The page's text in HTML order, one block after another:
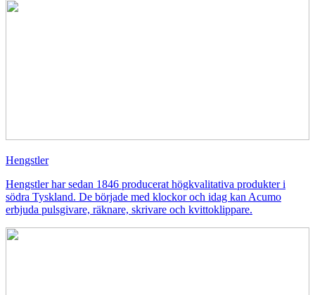
Hengstler
Hengstler har sedan 1846 producerat högkvalitativa produkter i
södra Tyskland. De började med klockor och idag kan Acumo
erbjuda pulsgivare, räknare, skrivare och kvittoklippare.